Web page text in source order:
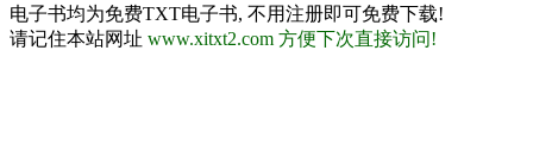
电子书均为免费TXT电子书, 不用注册即可免费下载!
请记住本站网址 www.xitxt2.com 方便下次直接访问!